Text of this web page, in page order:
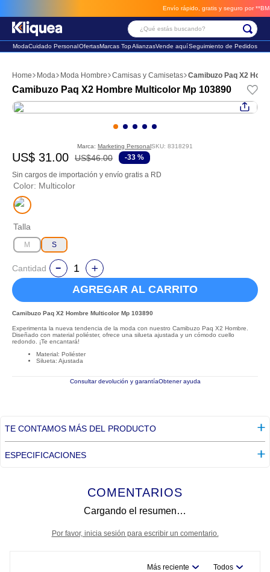
Envío rápido, gratis y seguro por **BM-
¿Qué estás buscando?
ModaCuidado PersonalOfertasMarcas TopAlianzasVende aquíSeguimiento de Pedidos
Moda Moda Hombre Camisas y Camisetas Camibuzo Paq X2
Camibuzo Paq X2 Hombre Multicolor Mp 103890
Marca: Marketing PersonalSKU: 8318291
US$ 31.00 US$46.00 -33 %
Sin cargos de importación y envío gratis a RD
Color: Multicolor
Talla
M S
Cantidad
AGREGAR AL CARRITO
Camibuzo Paq X2 Hombre Multicolor Mp 103890
Experimenta la nueva tendencia de la moda con nuestro Camibuzo Paq X2 Hombre.
Diseñado con material poliéster, ofrece una silueta ajustada y un cómodo cuello
redondo. ¡Te encantará!
Material: Poliéster
Silueta: Ajustada
Consultar devolución y garantíaObtener ayuda
TE CONTAMOS MÁS DEL PRODUCTO
ESPECIFICACIONES
COMENTARIOS
Cargando el resumen…
Por favor, inicia sesión para escribir un comentario.
Más reciente Todos
2. faldas